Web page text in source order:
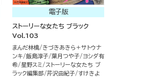
電子版
ストーリーな女たち ブラック
Vol.103
まんだ林檎
きづきあきら＋サトウナ
ンキ
飯島淳子 葉月つや子
ヨシダ有
希
星野スミ
ストーリーな女たち ブ
ラック編集部
芹沢由紀子 すけきよ